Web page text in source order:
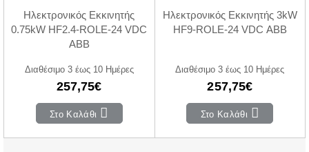
Ηλεκτρονικός Εκκινητής
0.75kW HF2.4-ROLE-24 VDC
ABB
Διαθέσιμο 3 έως 10 Ημέρες
257,75€
Στο Καλάθι
Ηλεκτρονικός Εκκινητής 3kW
HF9-ROLE-24 VDC ABB
Διαθέσιμο 3 έως 10 Ημέρες
257,75€
Στο Καλάθι